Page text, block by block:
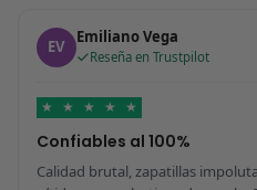
EV Emiliano Vega
Reseña en Trustpilot
★ ★ ★ ★ ★
Confiables al 100%
Calidad brutal, zapatillas